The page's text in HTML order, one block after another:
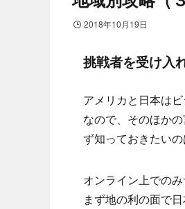
2018年10月19日
挑戦者を受け入
アメリカと日本は
なので、そのほか
ず知っておきたい
オンライン上での
まず地の利の面で